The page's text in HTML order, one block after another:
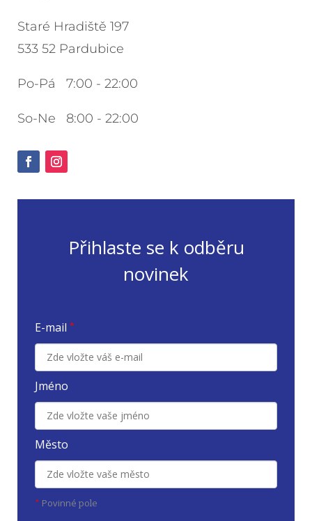
Staré Hradiště 197
533 52 Pardubice
Po-Pá 7:00 - 22:00
So-Ne 8:00 - 22:00
Přihlaste se k odběru
novinek
E-mail *
Jméno
Město
* Povinné pole